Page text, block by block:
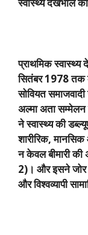
प्राथमिक स्वास्थ्य
सितंबर1978तक
सोवियत
अल्मा अता सम्मेलन
ने स्वास्थ्य की
शारीरिक,
न केवल बीमारी
2) । और इसने जोर
और विश्वव्यापी